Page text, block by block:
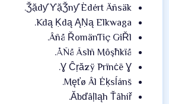
Ǯặdƴ ƳặǮnƴ Èdért Äñsäk.
Kdą Ḳdą ĄṆą Elkwaga.
Âñå ŘomänTiç GiŘl.
ÅÑå Ãslñ Môşħkïå.
Ɣ Ĉŗăzÿ Prïnċë Ɣ.
Męťø Âl Éķsĺánš.